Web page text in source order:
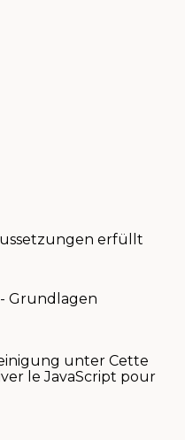
erfüllt
Grundlagen
unter Cette
le JavaScript pour